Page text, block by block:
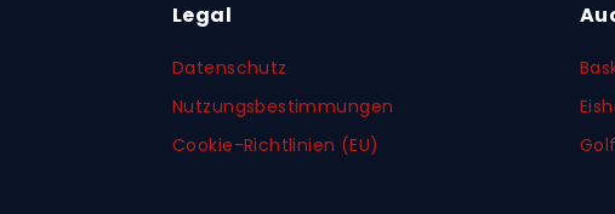
Legal
Datenschutz
Nutzungsbestimmungen
Cookie-Richtlinien (EU)